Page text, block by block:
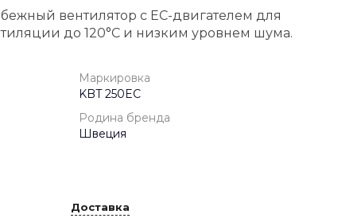
вентилятор с EC-двигателем для
до 120°C и низким уровнем шума.
Маркировка
KBT 250EC
Родина бренда
Швеция
Доставка